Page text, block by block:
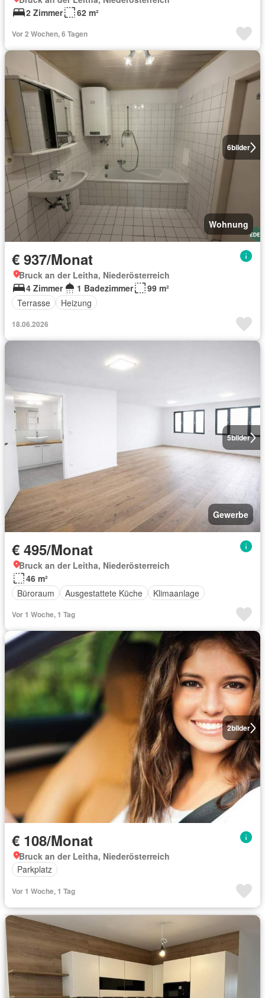
2 Zimmer
62 m²
Vor 2 Wochen, 6 Tagen
6bilder
Wohnung
€ 937/Monat
Bruck an der Leitha, Niederösterreich
4 Zimmer
1 Badezimmer
99 m²
Terrasse
Heizung
18.06.2026
5bilder
Gewerbe
€ 495/Monat
Bruck an der Leitha, Niederösterreich
46 m²
Büroraum
Ausgestattete Küche Klimaanlage
Vor 1 Woche, 1 Tag
2bilder
€ 108/Monat
Bruck an der Leitha, Niederösterreich
Parkplatz
Vor 1 Woche, 1 Tag